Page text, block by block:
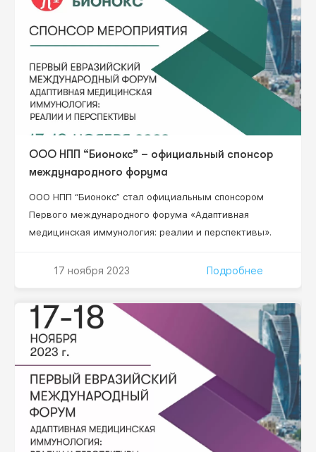
ООО НПП “Бионокс” – официальный спонсор
международного форума
ООО НПП “Бионокс” стал официальным спонсором
Первого международного форума «Адаптивная
медицинская иммунология: реалии и перспективы».
17 ноября 2023 Подробнее